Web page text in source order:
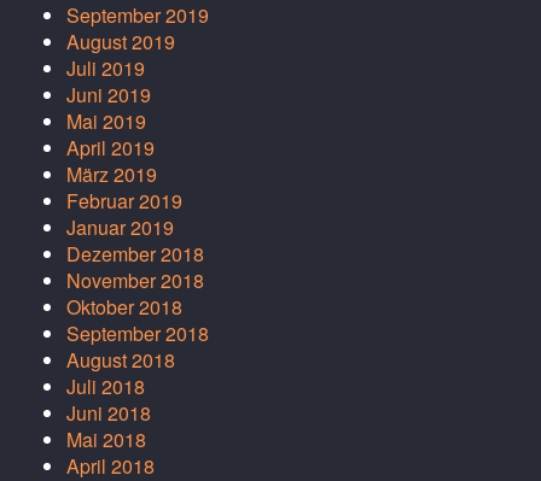
September 2019
August 2019
Juli 2019
Juni 2019
Mai 2019
April 2019
März 2019
Februar 2019
Januar 2019
Dezember 2018
November 2018
Oktober 2018
September 2018
August 2018
Juli 2018
Juni 2018
Mai 2018
April 2018